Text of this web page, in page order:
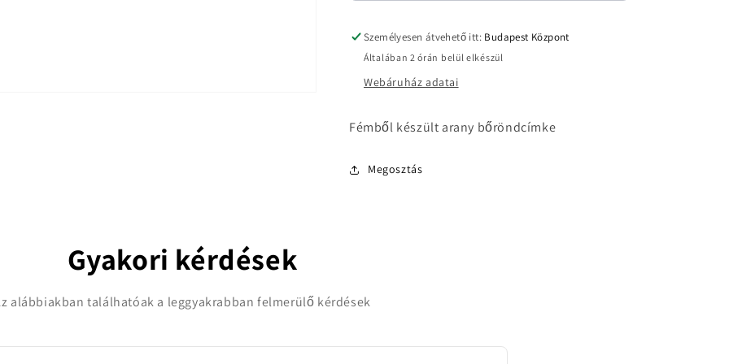
Személyesen átvehető itt: Budapest Központ
Általában 2 órán belül elkészül
Webáruház adatai
Fémből készült arany bőröndcímke
Megosztás
Gyakori kérdések
alábbiakban találhatóak a leggyakrabban felmerülő kérdések